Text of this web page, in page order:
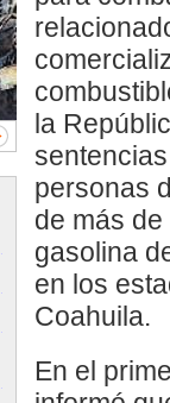
la
personas
de más
gasolina
en los
Coahuila.
En el